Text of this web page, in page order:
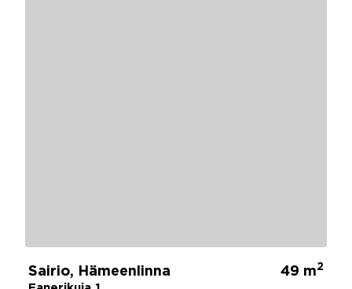
Sairio, Hämeenlinna 49 m2